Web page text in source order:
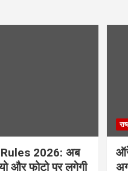
2026: अब
और फोटो पर लगेगी